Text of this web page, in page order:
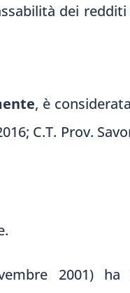
dei
, è
C.T. Prov.
2001) ha